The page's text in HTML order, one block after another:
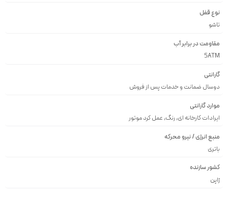
نوع قفل
تاشو
مقاومت در برابر آب
5ATM
گارانتی
دوسال ضمانت و خدمات پس از فروش
موارد گارانتی
ایرادات کارخانه ای, رنگ, عمل کرد موتور
منبع انرژی / نیرو محرکه
باتری
کشور سازنده
ژاپن